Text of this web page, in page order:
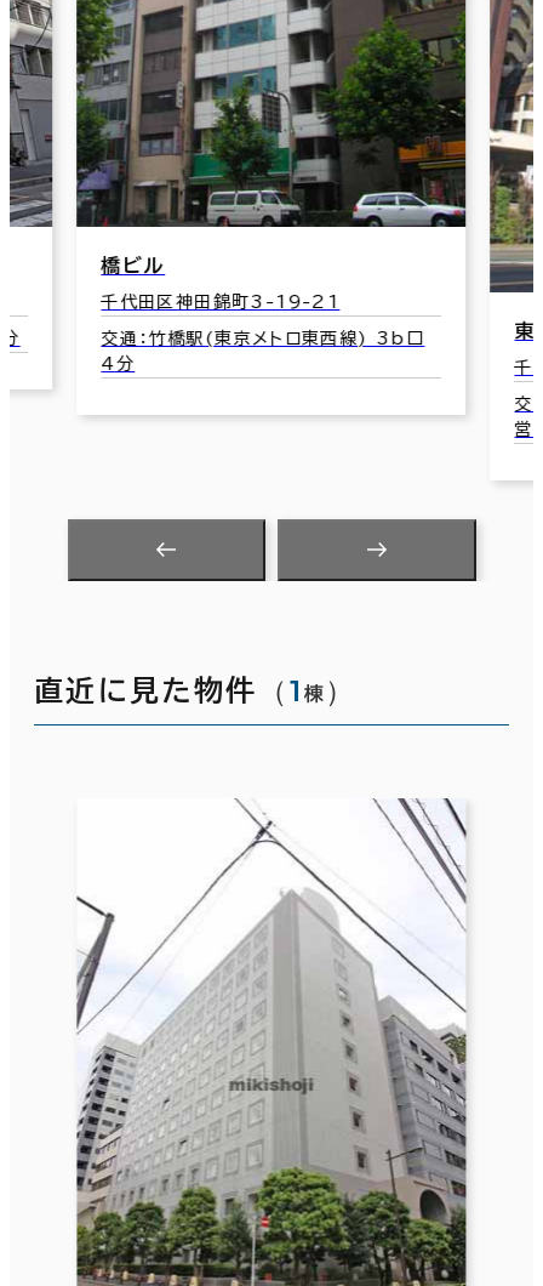
口 東京堂錦町ビルディング
千代田区神田錦町3-7-2
直近に見た物件 （1 棟 ）